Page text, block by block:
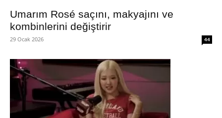
Umarım Rosé saçını, makyajını ve
kombinlerini değiştirir
29 Ocak 2026 44